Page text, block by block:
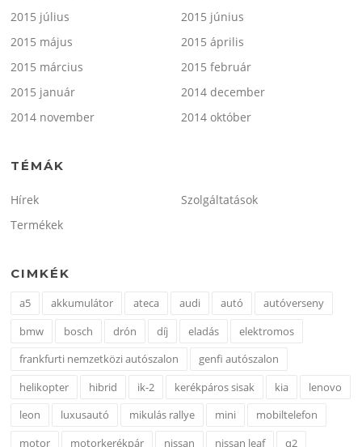
2015 július
2015 június
2015 május
2015 április
2015 március
2015 február
2015 január
2014 december
2014 november
2014 október
TÉMÁK
Hírek
Szolgáltatások
Termékek
CIMKÉK
a5 akkumulátor ateca audi autó
autóverseny
bmw
bosch drón díj eladás
elektromos
frankfurti nemzetközi autószalon
genfi autószalon
helikopter
hibrid ik-2 kerékpáros sisak kia
lenovo
leon
luxusautó mikulás rallye mini
mobiltelefon
motor
motorkerékpár nissan nissan leaf q2